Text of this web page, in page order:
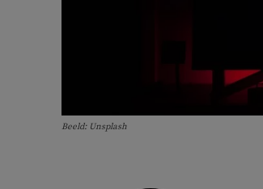
Beeld: Unsplash